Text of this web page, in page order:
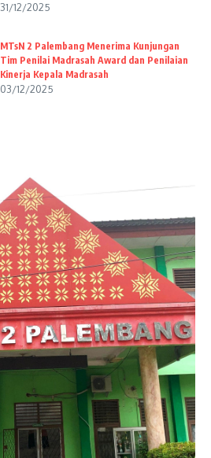
31/12/2025
MTsN 2 Palembang Menerima Kunjungan
Tim Penilai Madrasah Award dan Penilaian
Kinerja Kepala Madrasah
03/12/2025